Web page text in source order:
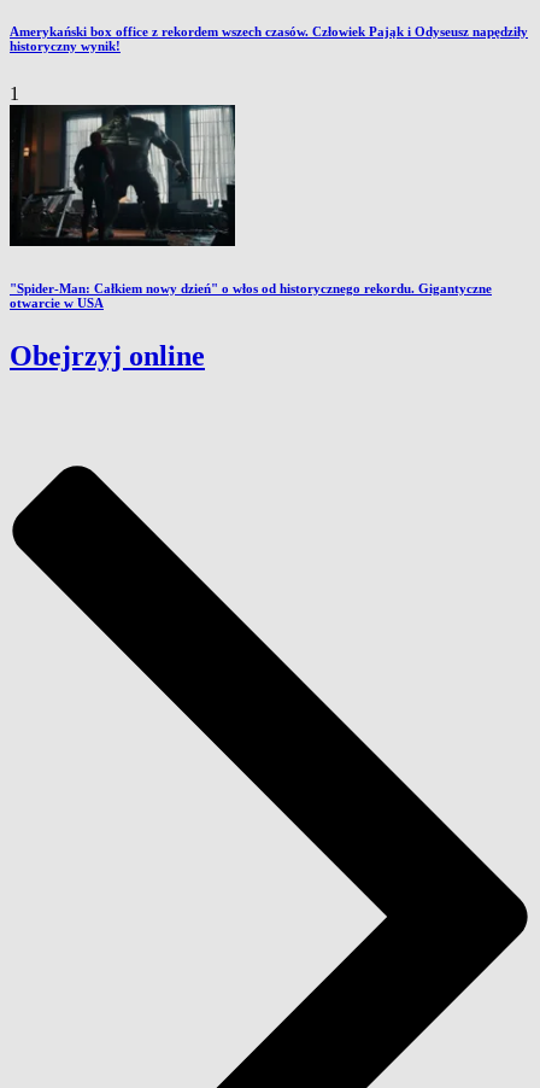
Amerykański box office z rekordem wszech czasów. Człowiek Pająk i Odyseusz napędziły
historyczny wynik!
1
"Spider-Man: Całkiem nowy dzień" o włos od historycznego rekordu. Gigantyczne
otwarcie w USA
Obejrzyj online